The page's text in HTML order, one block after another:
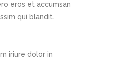
eros et accumsan
qui blandit.
iriure dolor in